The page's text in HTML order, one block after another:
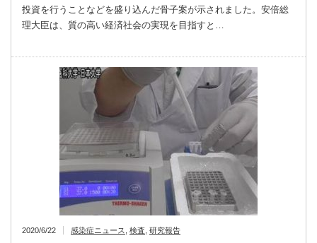
投資を行うことなどを盛り込んだ骨子案が示されました。安倍総
理大臣は、質の高い経済社会の実現を目指すと…
2020/6/22 感染症ニュース 検査 研究報告